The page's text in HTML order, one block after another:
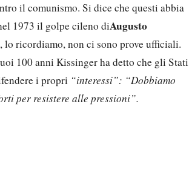
il comunismo. Si dice che questi abbia
1973 il golpe cileno diAugusto
lo ricordiamo, non ci sono prove ufficiali.
100 anni Kissinger ha detto che gli Stati
i propri “interessi”: “Dobbiamo
per resistere alle pressioni”.